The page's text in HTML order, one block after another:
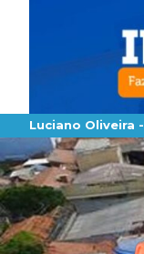
Luciano Oliveira -